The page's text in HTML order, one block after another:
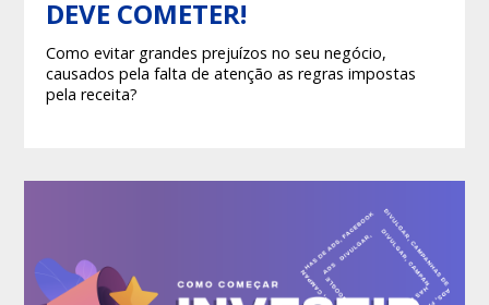
DEVE COMETER!
Como evitar grandes prejuízos no seu negócio,
causados pela falta de atenção as regras impostas
pela receita?